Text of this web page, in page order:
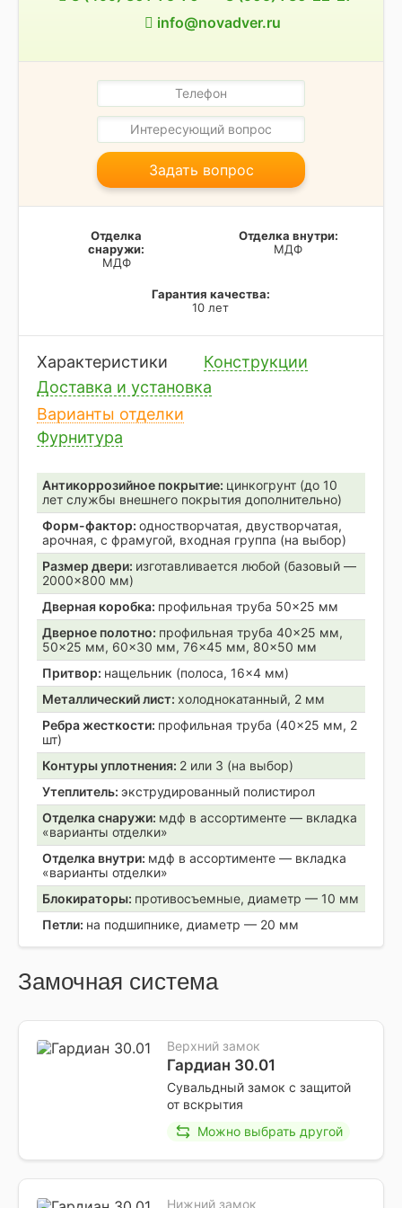
info@novadver.ru
Задать вопрос
Отделка
снаружи:
МДФ
Отделка внутри:
МДФ
Гарантия качества:
10 лет
Характеристики
Конструкции
Доставка и установка
Варианты отделки
Фурнитура
Антикоррозийное покрытие: цинкогрунт (до 10
лет службы внешнего покрытия дополнительно)
Форм-фактор: одностворчатая, двустворчатая,
арочная, с фрамугой, входная группа (на выбор)
Размер двери: изготавливается любой (базовый —
2000×800 мм)
Дверная коробка: профильная труба 50×25 мм
Дверное полотно: профильная труба 40×25 мм,
50×25 мм, 60×30 мм, 76×45 мм, 80×50 мм
Притвор: нащельник (полоса, 16×4 мм)
Металлический лист: холоднокатанный, 2 мм
Ребра жесткости: профильная труба (40×25 мм, 2
шт)
Контуры уплотнения: 2 или 3 (на выбор)
Утеплитель: экструдированный полистирол
Отделка снаружи: мдф в ассортименте — вкладка
«варианты отделки»
Отделка внутри: мдф в ассортименте — вкладка
«варианты отделки»
Блокираторы: противосъемные, диаметр — 10 мм
Петли: на подшипнике, диаметр — 20 мм
Замочная система
Верхний замок
Гардиан 30.01
Сувальдный замок с защитой
от вскрытия
Можно выбрать другой
Нижний замок